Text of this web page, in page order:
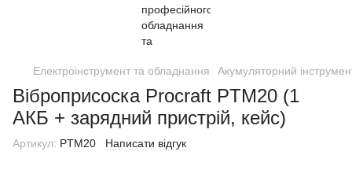
Електроінструмент та обладнання Акумуляторний
Віброприсоска Procraft PTM20 (1
АКБ + зарядний пристрій, кейс)
Артикул: PTM20 Написати відгук